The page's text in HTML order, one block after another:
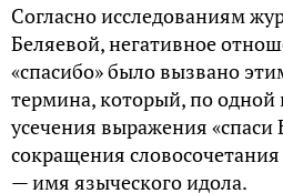
Согласно исследованиям
Беляевой, негативное
«спасибо» было вызвано
термина, который, по одной
усечения выражения «спаси
сокращения словосочетания
— имя языческого идола.